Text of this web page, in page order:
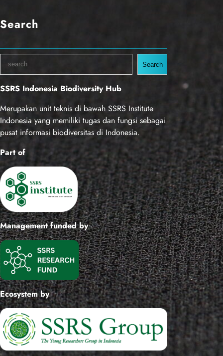
Search
a
r
c
h
Search
SSRS Indonesia Biodiversity Hub
Merupakan unit teknis di bawah SSRS Institute
Indonesia yang memiliki tugas dan fungsi sebagai
pusat informasi biodiversitas di Indonesia.
Part of
Management funded by
Ecosystem by